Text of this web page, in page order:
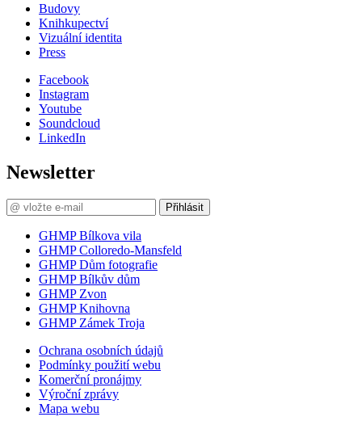
Budovy
Knihkupectví
Vizuální identita
Press
Facebook
Instagram
Youtube
Soundcloud
LinkedIn
Newsletter
Přihlásit
GHMP Bílkova vila
GHMP Colloredo-Mansfeld
GHMP Dům fotografie
GHMP Bílkův dům
GHMP Zvon
GHMP Knihovna
GHMP Zámek Troja
Ochrana osobních údajů
Podmínky použití webu
Komerční pronájmy
Výroční zprávy
Mapa webu